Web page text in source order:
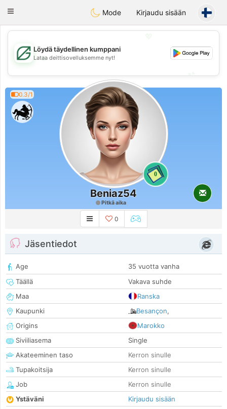
GulfDating
Toggle
Mode Kirjaudu sisään
💖
💕
Löydä täydellinen kumppani
Lataa deittisovelluksemme nyt!
0.3/1
0
Beniaz54
Pitkä aika
0
Jäsentiedot
Age
35 vuotta vanha
Täällä
Vakava suhde
Maa
Ranska
Kaupunki
Besançon,
Origins
Marokko
Siviiliasema
Single
Akateeminen taso
Kerron sinulle
Tupakoitsija
Kerron sinulle
Job
Kerron sinulle
Ystäväni
Kirjaudu sisään